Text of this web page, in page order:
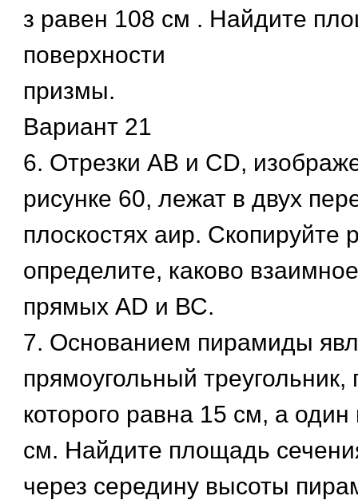
з равен 108 см . Найдите
поверхности
призмы.
Вариант 21
6. Отрезки АВ и CD,
рисунке 60, лежат в двух
плоскостях аир. Скопируйте
определите, каково
прямых AD и ВС.
7. Основанием пирамиды
прямоугольный треугольник,
которого равна 15 см, а
см. Найдите площадь
через середину высоты